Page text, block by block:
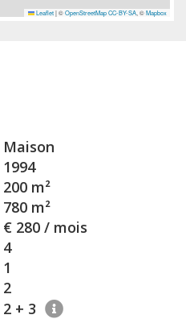
Leaflet |©OpenStreetMap CC-BY-SA, ©Mapbox
Maison
1994
200 m²
780 m²
€ 280 / mois
4
1
2
2 + 3